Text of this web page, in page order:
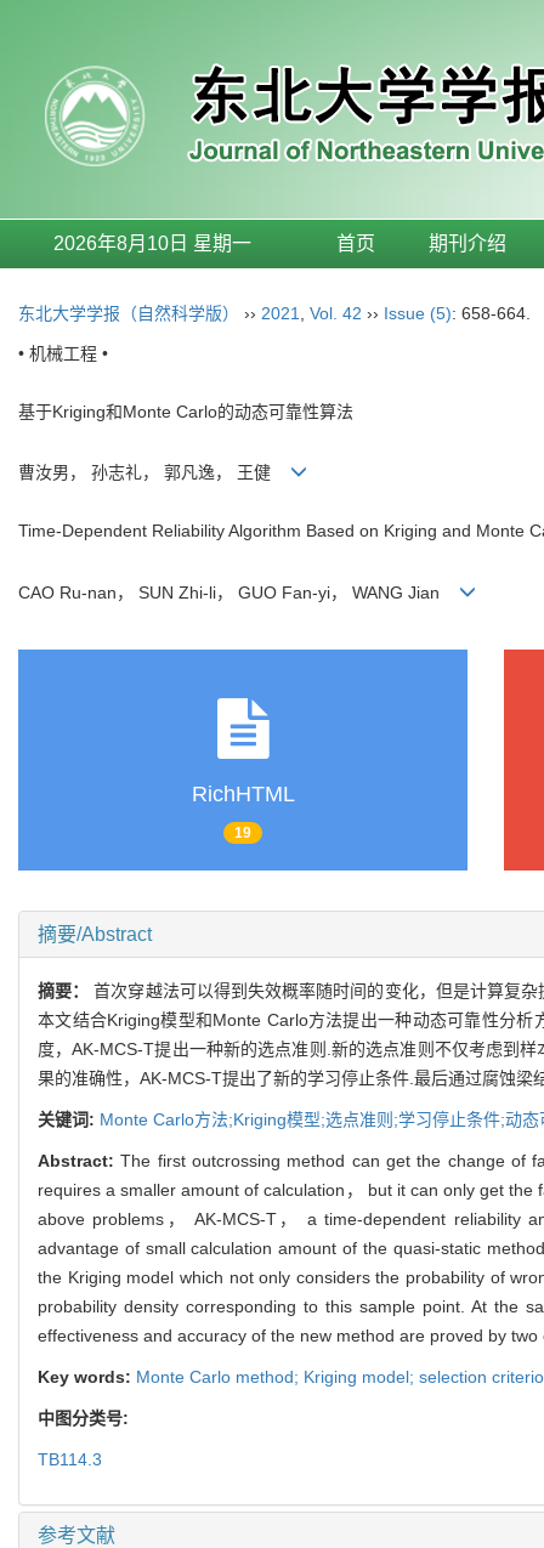
2026年8月10日 星期一 首页 期刊介绍
东北大学学报（自然科学版） ›› 2021 Vol. 42 ›› Issue (5): 658-664.
• 机械工程 •
基于Kriging和Monte Carlo的动态可靠性算法
曹汝男， 孙志礼， 郭凡逸， 王健
Time-Dependent Reliability Algorithm Based on Kriging and Monte
CAO Ru-nan， SUN Zhi-li， GUO Fan-yi， WANG Jian
RichHTML
19
摘要/Abstract
摘要：首次穿越法可以得到失效概率随时间的变化，但是计算复
本文结合Kriging模型和Monte Carlo方法提出一种动态可靠性分
度，AK-MCS-T提出一种新的选点准则.新的选点准则不仅考虑到
果的准确性，AK-MCS-T提出了新的学习停止条件.最后通过腐蚀
关键词: Monte Carlo方法;Kriging模型;选点准则;学习停止条件;动态
Abstract:The first outcrossing method can get the change of
requires a smaller amount of calculation， but it can only get
above problems， AK-MCS-T， a time-dependent reliability
advantage of small calculation amount of the quasi-static
the Kriging model which not only considers the probability of
probability density corresponding to this sample point. At the
effectiveness and accuracy of the new method are proved by
Key words: Monte Carlo method; Kriging model; selection
中图分类号:
TB114.3
参考文献